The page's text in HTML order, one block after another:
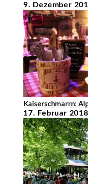
9. Dezember
Kaiserschmarrn:
17. Februar 2018